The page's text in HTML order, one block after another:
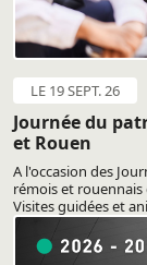
LE 19 SEPT. 26
Journée du
et Rouen
A l'occasion des
rémois et
Visites guidées et